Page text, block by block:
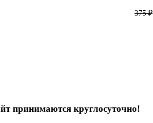
375₽
принимаются круглосуточно!